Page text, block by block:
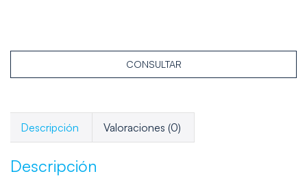
CONSULTAR
Descripción Valoraciones (0)
Descripción